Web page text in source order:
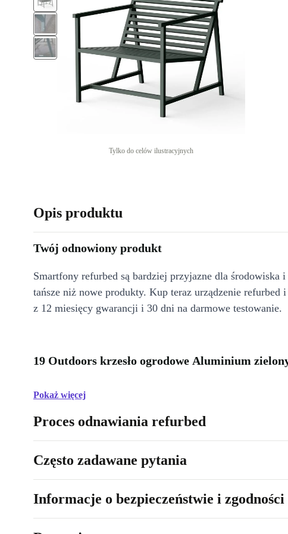
Tylko do celów ilustracyjnych
Opis produktu
Twój odnowiony produkt
Smartfony refurbed są bardziej przyjazne dla środowiska
tańsze niż nowe produkty. Kup teraz urządzenie refurbed
z 12 miesięcy gwarancji i 30 dni na darmowe testowanie.
19 Outdoors krzesło ogrodowe Aluminium
Pokaż więcej
Proces odnawiania refurbed
Często zadawane pytania
Informacje o bezpieczeństwie i